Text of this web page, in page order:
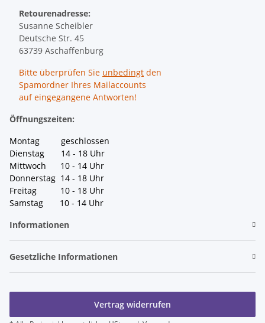
Retourenadresse:
Susanne Scheibler
Deutsche Str. 45
63739 Aschaffenburg
Bitte überprüfen Sie unbedingt den
Spamordner Ihres Mailaccounts
auf eingegangene Antworten!
Öffnungszeiten:
Montag geschlossen
Dienstag 14 - 18 Uhr
Mittwoch 10 - 14 Uhr
Donnerstag 14 - 18 Uhr
Freitag 10 - 18 Uhr
Samstag 10 - 14 Uhr
Informationen
Gesetzliche Informationen
Vertrag widerrufen